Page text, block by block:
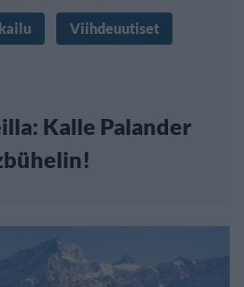
Viihdeuutiset
Kalle Palander